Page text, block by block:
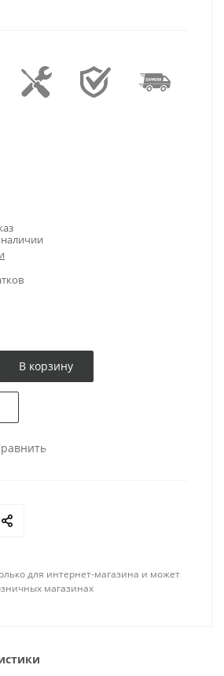
наличии
В корзину
для интернет-магазина и может
магазинах